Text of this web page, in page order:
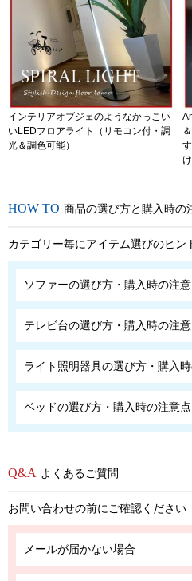
インテリアオブジェのようなかっこい
いLEDフロアライト（リモコン付・調
光＆調色可能）
商品の選び方と購入時の
カテゴリー毎にアイテム選びのヒン
ソファーの選び方・購入時の注
テレビ台の選び方・購入時の注
ライト照明器具の選び方・購入
ベッドの選び方・購入時の注意点
よくあるご質問
お問い合わせの前にご確認ください
メールが届かない場合